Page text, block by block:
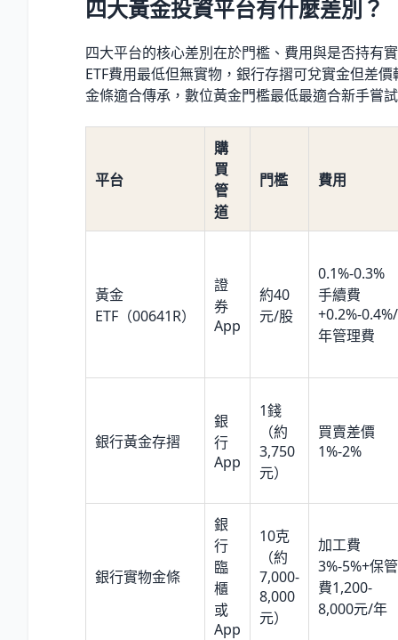
四大黃金投資平台有什麼差別？
四大平台的核心差別在於門檻、費用與是否持有
ETF費用最低但無實物，銀行存摺可兌實金但差
金條適合傳承，數位黃金門檻最低最適合新手嘗
平台
購
買
管
道
門檻 費用
黃金
ETF（00641R）
證
券
App
約40
元/股
0.1%-0.3%
手續費
+0.2%-0.4%/
年管理費
銀行黃金存摺
銀
行
App
1錢
（約
3,750
元）
買賣差價
1%-2%
銀行實物金條
銀
行
臨
櫃
或
App
10克
（約
7,000-
8,000
元）
加工費
3%-5%+保管
費1,200-
8,000元/年